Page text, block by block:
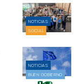
NOTICIAS
SOCIAL
NOTICIAS
BUEN GOBIERNO